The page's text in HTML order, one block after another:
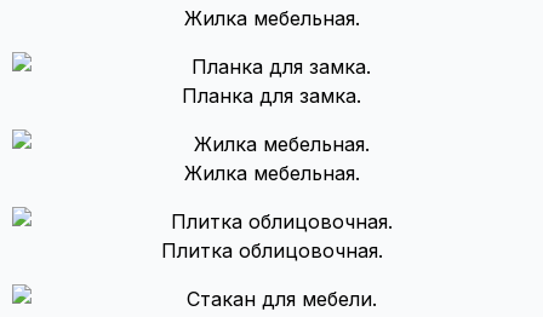
Жилка мебельная.
Планка для замка.
Жилка мебельная.
Плитка облицовочная.